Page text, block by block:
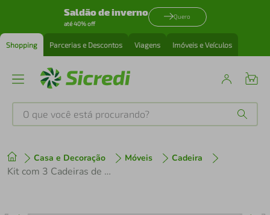
Saldão de inverno
até 40% off
Quero
Shopping Parcerias e Descontos Viagens Imóveis e Veículos
O que você está procurando?
Casa e Decoração Móveis Cadeira
Kit com 3 Cadeiras de Auditório/Escritório Estofadas 44cm Multimóveis CR25289
1º tenis